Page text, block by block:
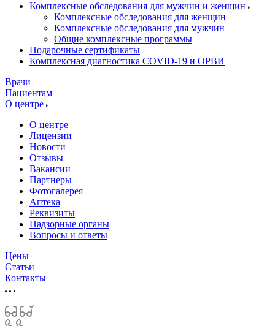
Комплексные обследования для мужчин и женщин
Комплексные обследования для женщин
Комплексные обследования для мужчин
Общие комплексные программы
Подарочные сертификаты
Комплексная диагностика COVID-19 и ОРВИ
Врачи
Пациентам
О центре
О центре
Лицензии
Новости
Отзывы
Вакансии
Партнеры
Фотогалерея
Аптека
Реквизиты
Надзорные органы
Вопросы и ответы
Цены
Статьи
Контакты